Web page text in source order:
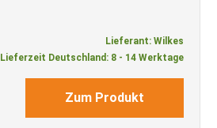
Lieferant: Wilkes
Lieferzeit Deutschland: 8 - 14 Werktage
Zum Produkt